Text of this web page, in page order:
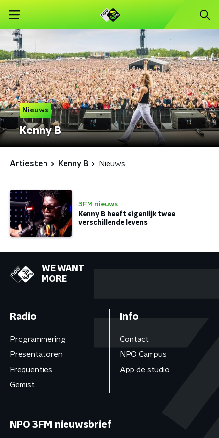
Nieuws
Kenny B
Artiesten Kenny B Nieuws
3FM nieuws
Kenny B heeft eigenlijk twee
verschillende levens
WE WANT
MORE
Radio
Programmering
Presentatoren
Frequenties
Gemist
Info
Contact
NPO Campus
App de studio
NPO 3FM nieuwsbrief